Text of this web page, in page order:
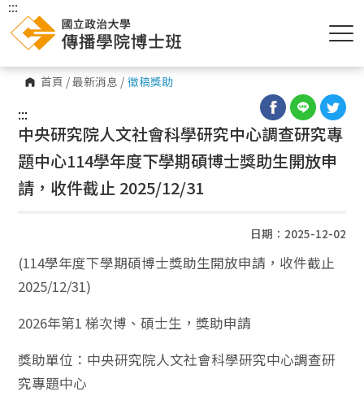
首頁 /最新消息 / 徵稿獎助
:::
:::
中央研究院人文社會科學研究中心調查研究專
題中心114學年度下學期碩博士獎助生開放申
請，收件截止 2025/12/31
日期：2025-12-02
(114學年度下學期碩博士獎助生開放申請，收件截止
2025/12/31)
2026年第1 梯次博、碩士生，獎助申請
獎助單位：中央研究院人文社會科學研究中心調查研
究專題中心